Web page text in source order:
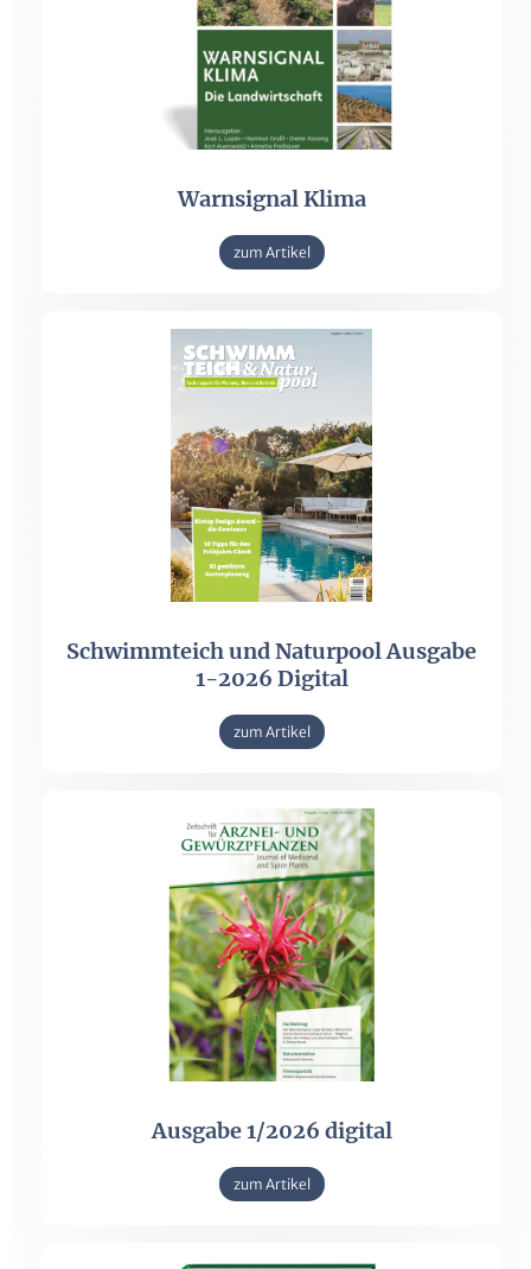
Warnsignal Klima
zum Artikel
Schwimmteich und Naturpool Ausgabe
1-2026 Digital
zum Artikel
Ausgabe 1/2026 digital
zum Artikel